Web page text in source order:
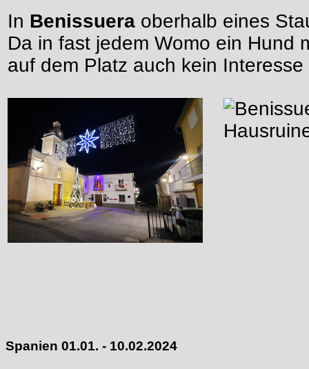
In Benissuera oberhalb eines
Da in fast jedem Womo ein Hund
auf dem Platz auch kein
Spanien 01.01. - 10.02.2024